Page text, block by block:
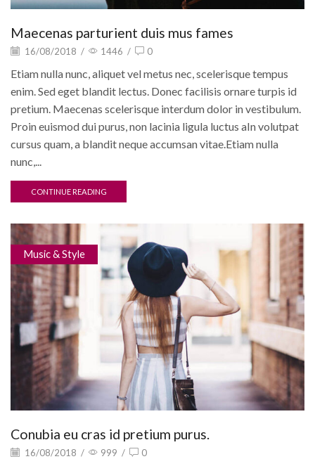
Maecenas parturient duis mus fames
16/08/2018 / 1446 / 0
Etiam nulla nunc, aliquet vel metus nec, scelerisque tempus
enim. Sed eget blandit lectus. Donec facilisis ornare turpis id
pretium. Maecenas scelerisque interdum dolor in vestibulum.
Proin euismod dui purus, non lacinia ligula luctus aIn volutpat
cursus quam, a blandit neque accumsan vitae.Etiam nulla
nunc,...
CONTINUE READING
Music & Style
Conubia eu cras id pretium purus.
16/08/2018 / 999 / 0